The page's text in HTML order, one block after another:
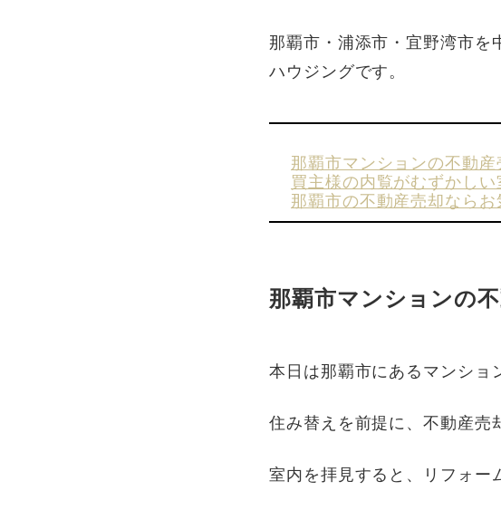
那覇市・浦添市・宜野湾市を
ハウジングです。
那覇市マンションの不動産
買主様の内覧がむずかしい
那覇市の不動産売却なら
那覇市マンションの
本日は那覇市にあるマンショ
住み替えを前提に、不動産売
室内を拝見すると、リフォー